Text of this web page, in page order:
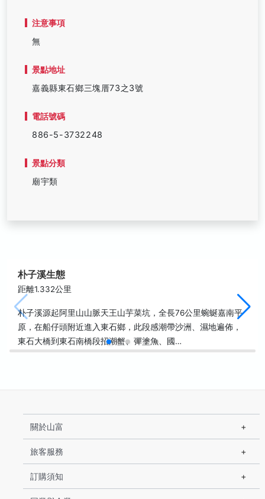
注意事項
無
景點地址
嘉義縣東石鄉三塊厝73之3號
電話號碼
886-5-3732248
景點分類
廟宇類
朴子溪生態
距離1.332公里
朴子溪源起阿里山山脈天王山芋菜坑，全長76公里蜿蜒嘉南平
原，在船仔頭附近進入東石鄉，此段感潮帶沙洲、濕地遍佈，
東石大橋到東石南橋段招潮蟹、彈塗魚、國…
關於山富
旅客服務
訂購須知